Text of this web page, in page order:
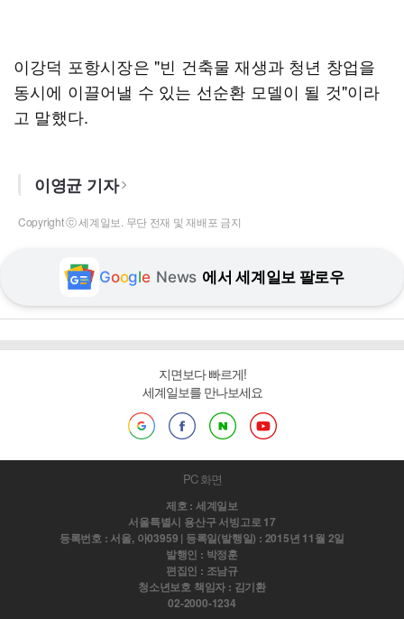
이강덕 포항시장은 "빈 건축물 재생과 청년 창업을
동시에 이끌어낼 수 있는 선순환 모델이 될 것"이라
고 말했다.
이영균 기자
Copyright ⓒ 세계일보. 무단 전재 및 재배포 금지
Google News 에서 세계일보 팔로우
지면보다 빠르게!
세계일보를 만나보세요
PC 화면
제호 : 세계일보
서울특별시 용산구 서빙고로 17
등록번호 : 서울, 아03959 | 등록일(발행일) : 2015년 11월 2일
발행인 : 박정훈
편집인 : 조남규
청소년보호 책임자 : 김기환
02-2000-1234